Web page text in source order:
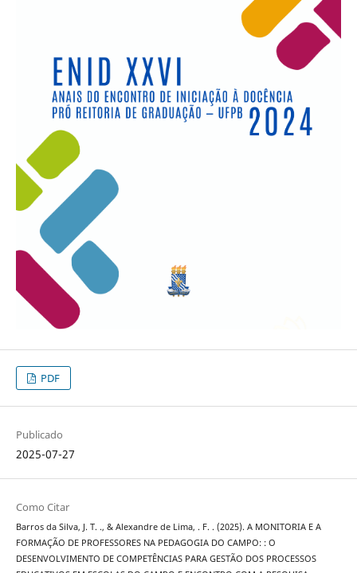
PDF
Publicado
2025-07-27
Como Citar
Barros da Silva, J. T. ., & Alexandre de Lima, . F. . (2025). A MONITORIA E A
FORMAÇÃO DE PROFESSORES NA PEDAGOGIA DO CAMPO: : O
DESENVOLVIMENTO DE COMPETÊNCIAS PARA GESTÃO DOS PROCESSOS